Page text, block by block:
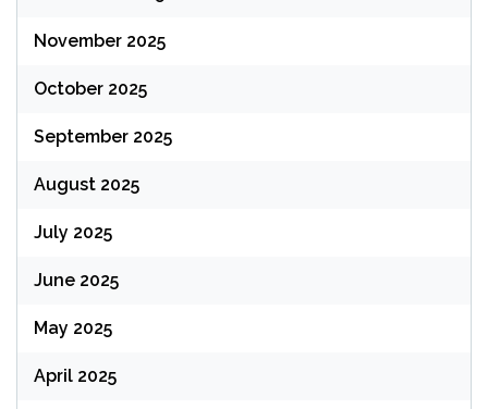
November 2025
October 2025
September 2025
August 2025
July 2025
June 2025
May 2025
April 2025